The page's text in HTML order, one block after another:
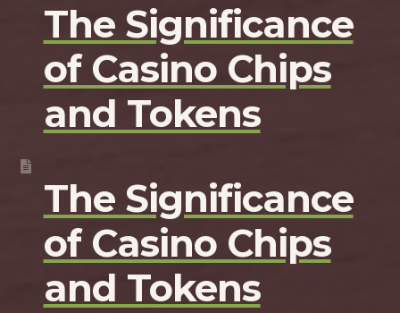
The Significance
of Casino Chips
and Tokens
The Significance
of Casino Chips
and Tokens